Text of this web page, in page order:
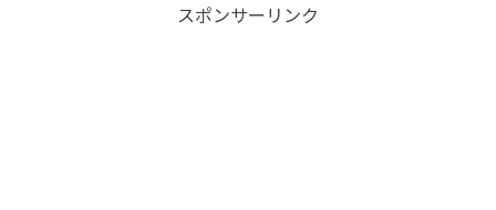
スポンサーリンク